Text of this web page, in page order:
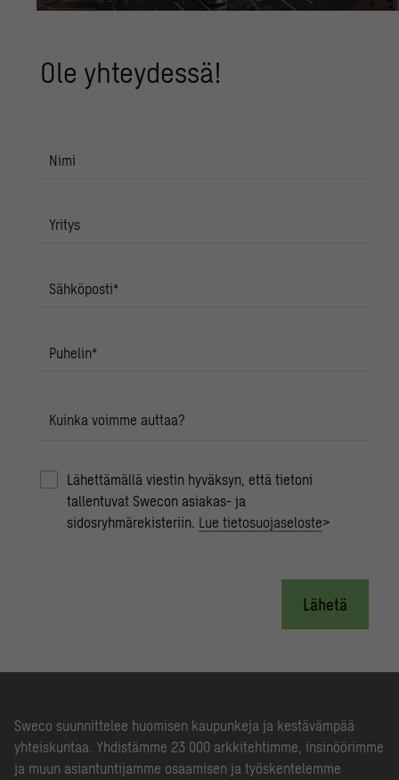
Ole yh­tey­des­sä!
Nimi
Yritys
Sähköposti*
Puhelin*
Kuinka voimme auttaa?
Lähettämällä viestin hyväksyn, että tietoni
tallentuvat Swecon asiakas- ja
sidosryhmärekisteriin. Lue tietosuojaseloste>
Lähetä
Sweco suunnittelee huomisen kaupunkeja ja kestävämpää
yhteiskuntaa. Yhdistämme 23 000 arkkitehtimme, insinöörimme
ja muun asiantuntijamme osaamisen ja työskentelemme